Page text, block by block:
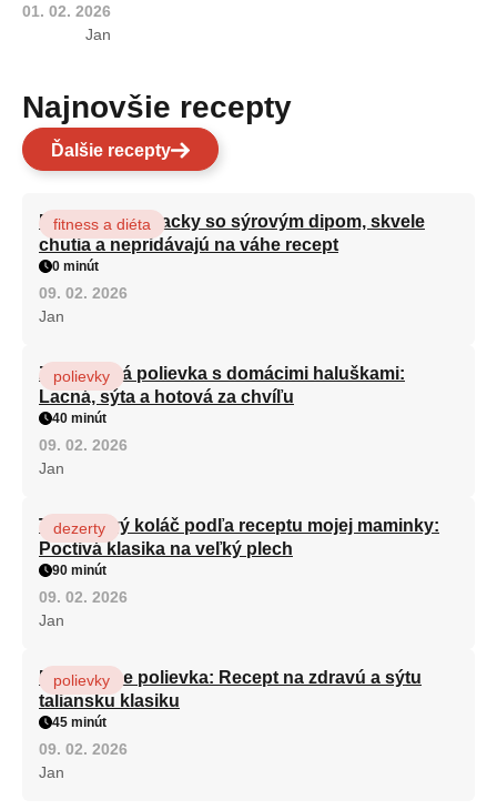
01. 02. 2026
Jan
Najnovšie recepty
Ďalšie recepty
Brokolicové placky so sýrovým dipom, skvele
chutia a nepridávajú na váhe recept
fitness a diéta
0 minút
09. 02. 2026
Jan
Zeleninová polievka s domácimi haluškami:
Lacná, sýta a hotová za chvíľu
polievky
40 minút
09. 02. 2026
Jan
Tvarohový koláč podľa receptu mojej maminky:
Poctivá klasika na veľký plech
dezerty
90 minút
09. 02. 2026
Jan
Minestrone polievka: Recept na zdravú a sýtu
taliansku klasiku
polievky
45 minút
09. 02. 2026
Jan